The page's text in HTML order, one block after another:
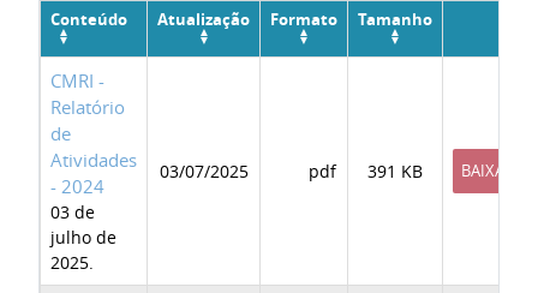
Conteúdo Atualização Formato Tamanho
CMRI -
Relatório
de
Atividades
- 2024
03 de
julho de
2025.
03/07/2025 pdf 391 KB BAIXAR